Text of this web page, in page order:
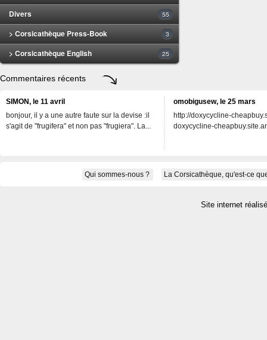
Divers 55
> Corsicathèque Press-Book 3
> Corsicathèque English 25
Commentaires récents
SIMON, le 11 avril
bonjour, il y a une autre faute sur la devise :il
s'agit de "frugifera" et non pas "frugiera". La...
omobigusew, le 25 mars
http://doxycycline-
doxycycline-
Qui sommes-nous ? La Corsicathèque, qu'est-ce
Site internet